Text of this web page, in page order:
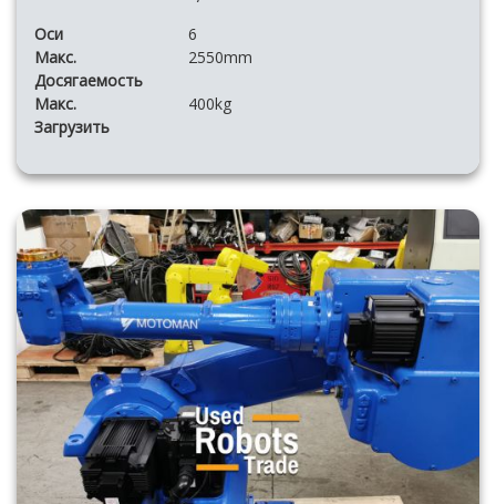
Оси
6
Макс.
Досягаемость
2550mm
Макс.
Загрузить
400kg